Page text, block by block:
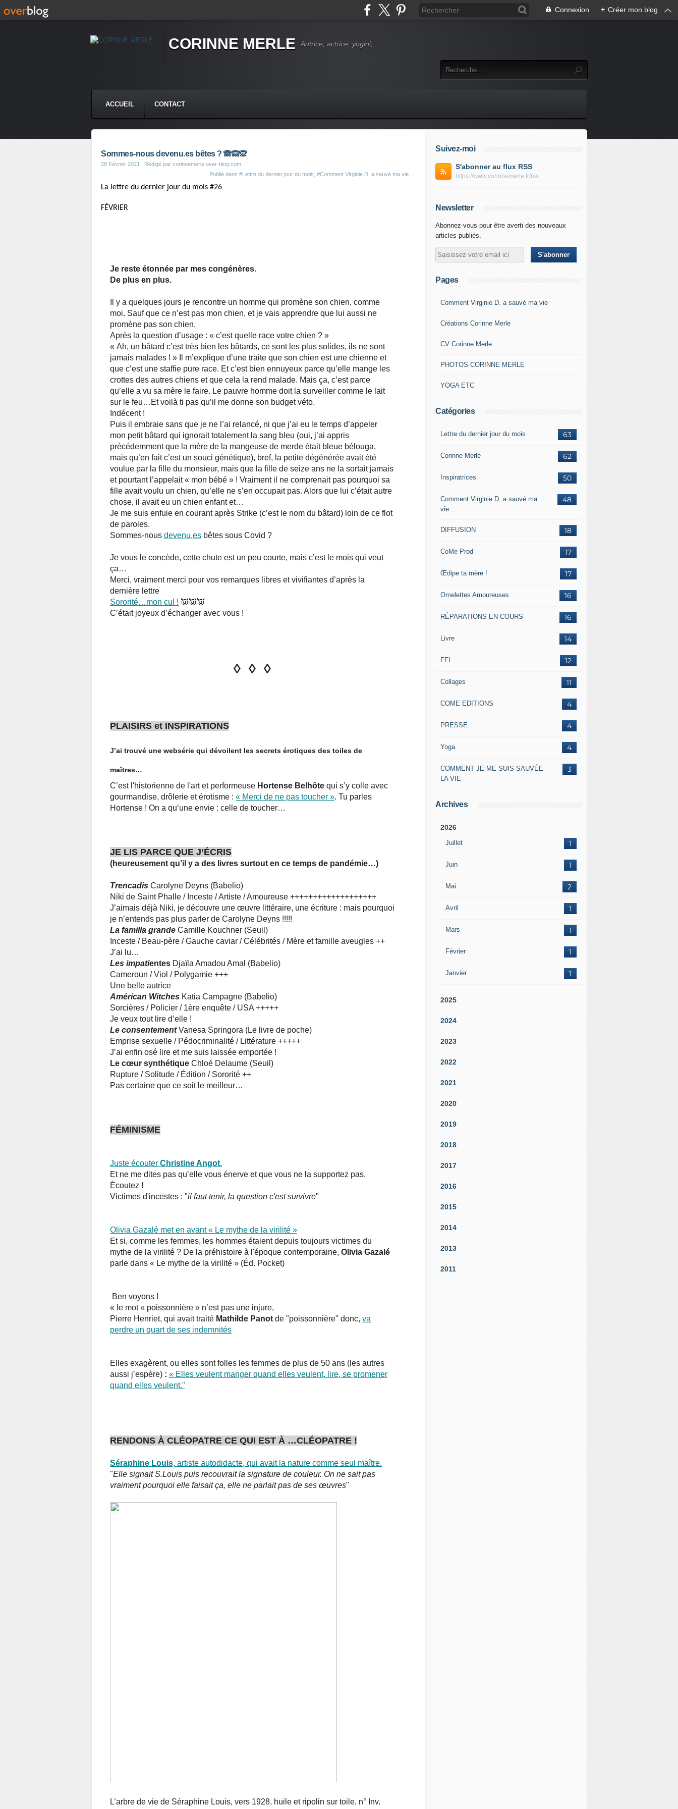
Connexion + Créer mon blog
CORINNE MERLE Autrice, actrice, yogini,
ACCUEIL CONTACT
Sommes-nous devenu.es bêtes ? 🙈🙉🙊
28 Février 2021
, Rédigé par corinnemerle.over-blog.com
Publié dans #Lettre du dernier jour du mois #Comment Virginie D. a sauvé ma vie....
La lettre du dernier jour du mois #26
FÉVRIER
Je reste étonnée par mes congénères.
De plus en plus.
Il y a quelques jours je rencontre un homme qui promène son chien, comme
moi. Sauf que ce n’est pas mon chien, et je vais apprendre que lui aussi ne
promène pas son chien.
Après la question d’usage : « c’est quelle race votre chien ? »
« Ah, un bâtard c’est très bien les bâtards, ce sont les plus solides, ils ne sont
jamais malades ! » Il m’explique d’une traite que son chien est une chienne et
que c’est une staffie pure race. Et c’est bien ennuyeux parce qu’elle mange les
crottes des autres chiens et que cela la rend malade. Mais ça, c’est parce
qu’elle a vu sa mère le faire. Le pauvre homme doit la surveiller comme le lait
sur le feu…Et voilà ti pas qu’il me donne son budget véto.
Indécent !
Puis il embraie sans que je ne l’ai relancé, ni que j’ai eu le temps d’appeler
mon petit bâtard qui ignorait totalement la sang bleu (oui, j’ai appris
précédemment que la mère de la mangeuse de merde était bleue bélouga,
mais qu’en fait c’est un souci génétique), bref, la petite dégénérée avait été
voulue par la fille du monsieur, mais que la fille de seize ans ne la sortait jamais
et pourtant l’appelait « mon bébé » ! Vraiment il ne comprenait pas pourquoi sa
fille avait voulu un chien, qu’elle ne s’en occupait pas. Alors que lui c’était autre
chose, il avait eu un chien enfant et…
Je me suis enfuie en courant après Strike (c’est le nom du bâtard) loin de ce flot
de paroles.
Sommes-nous devenu.es bêtes sous Covid ?
Je vous le concède, cette chute est un peu courte, mais c’est le mois qui veut
ça…
Merci, vraiment merci pour vos remarques libres et vivifiantes d’après la
dernière lettre
Sororité…mon cul ! 👿👿👿
C’était joyeux d’échanger avec vous !
◊ ◊ ◊
PLAISIRS et INSPIRATIONS
J’ai trouvé une websérie qui dévoilent les secrets érotiques des toiles de
maîtres…
C’est l'historienne de l'art et performeuse Hortense Belhôte qui s’y colle avec
gourmandise, drôlerie et érotisme : « Merci de ne pas toucher ». Tu parles
Hortense ! On a qu’une envie : celle de toucher…
JE LIS PARCE QUE J’ÉCRIS
(heureusement qu’il y a des livres surtout en ce temps de pandémie…)
Trencadis Carolyne Deyns (Babelio)
Niki de Saint Phalle / Inceste / Artiste / Amoureuse +++++++++++++++++++
J’aimais déjà Niki, je découvre une œuvre littéraire, une écriture : mais pourquoi
je n’entends pas plus parler de Carolyne Deyns !!!!!
La familla grande Camille Kouchner (Seuil)
Inceste / Beau-père / Gauche caviar / Célébrités / Mère et famille aveugles ++
J’ai lu…
Les impatientes Djaïla Amadou Amal (Babelio)
Cameroun / Viol / Polygamie +++
Une belle autrice
Américan Witches Katia Campagne (Babelio)
Sorcières / Policier / 1ère enquête / USA +++++
Je veux tout lire d’elle !
Le consentementVanesa Springora (Le livre de poche)
Emprise sexuelle / Pédocriminalité / Littérature +++++
J’ai enfin osé lire et me suis laissée emportée !
Le cœur synthétique Chloé Delaume (Seuil)
Rupture / Solitude / Édition / Sororité ++
Pas certaine que ce soit le meilleur…
FÉMINISME
Juste écouter Christine Angot.
Et ne me dites pas qu’elle vous énerve et que vous ne la supportez pas.
Écoutez !
Victimes d'incestes : "il faut tenir, la question c'est survivre"
Olivia Gazalé met en avant « Le mythe de la virilité »
Et si, comme les femmes, les hommes étaient depuis toujours victimes du
mythe de la virilité ? De la préhistoire à l'époque contemporaine, Olivia Gazalé
parle dans « Le mythe de la virilité » (Éd. Pocket)
Ben voyons !
« le mot « poissonnière » n’est pas une injure,
Pierre Henriet, qui avait traité Mathilde Panot de "poissonnière" donc, va
perdre un quart de ses indemnités
Elles exagèrent, ou elles sont folles les femmes de plus de 50 ans (les autres
aussi j’espère) : « Elles veulent manger quand elles veulent, lire, se promener
quand elles veulent."
RENDONS À CLÉOPATRE CE QUI EST À …CLÉOPATRE !
Séraphine Louis, artiste autodidacte, qui avait la nature comme seul maître.
"Elle signait S.Louis puis recouvrait la signature de couleur. On ne sait pas
vraiment pourquoi elle faisait ça, elle ne parlait pas de ses œuvres"
L’arbre de vie de Séraphine Louis, vers 1928, huile et ripolin sur toile, n° Inv.
Suivez-moi
S'abonner au flux RSS
https://www.corinnemerle.fr/rss
Newsletter
Abonnez-vous pour être averti des nouveaux
articles publiés.
Pages
Comment Virginie D. a sauvé ma vie
Créations Corinne Merle
CV Corinne Merle
PHOTOS CORINNE MERLE
YOGA ETC
Catégories
63
Lettre du dernier jour du mois
62
Corinne Merle
50
Inspiratrices
48
Comment Virginie D. a sauvé ma
vie....
18
DIFFUSION
17
CoMe Prod
17
Œdipe ta mère !
16
Omelettes Amoureuses
16
RÉPARATIONS EN COURS
14
Livre
12
FFI
11
Collages
4
COME EDITIONS
4
PRESSE
4
Yoga
3
COMMENT JE ME SUIS SAUVÉE
LA VIE
Archives
2026
Juillet 1
Juin 1
Mai 2
Avril 1
Mars 1
Février 1
Janvier 1
2025
2024
2023
2022
2021
2020
2019
2018
2017
2016
2015
2014
2013
2011